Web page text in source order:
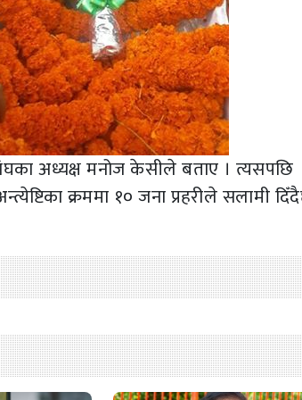
संघका अध्यक्ष मनोज केसीले बताए । त्यसपछि
क्रममा १० जना प्रहरीले सलामी